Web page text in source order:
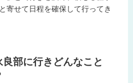
寄せて日程を確保して行ってき
部に行きどんなこと